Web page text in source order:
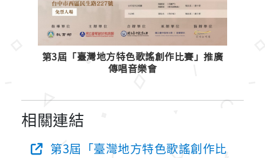
第3屆「臺灣地方特色歌謠創作比賽」推廣
傳唱音樂會
相關連結
第3屆「臺灣地方特色歌謠創作比